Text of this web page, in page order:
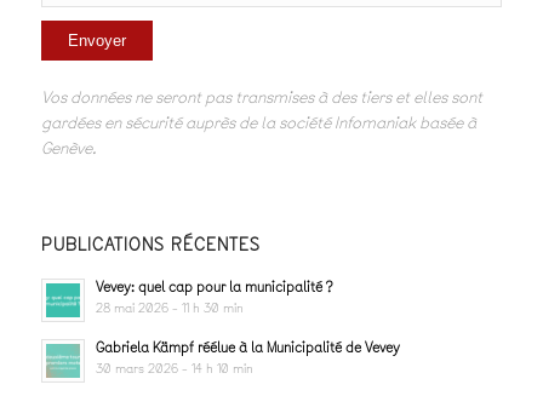
Vos données ne seront pas transmises à des tiers et elles sont
gardées en sécurité auprès de la société Infomaniak basée à
Genève.
PUBLICATIONS RÉCENTES
Vevey: quel cap pour la municipalité ?
28 mai 2026 - 11 h 30 min
Gabriela Kämpf réélue à la Municipalité de Vevey
30 mars 2026 - 14 h 10 min